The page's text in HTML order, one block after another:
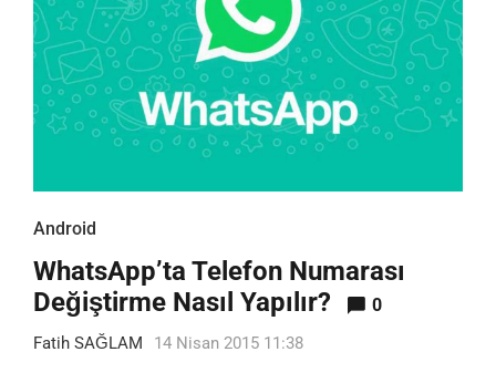
Android
WhatsApp’ta Telefon Numarası
Değiştirme Nasıl Yapılır?
0
Fatih SAĞLAM 14 Nisan 2015 11:38